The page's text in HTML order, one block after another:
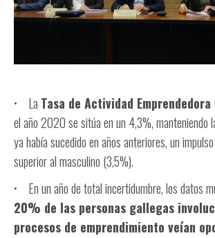
• La Tasa de Actividad Emprendedora
el año 2020 se sitúa en un 4,3%, manteniendo
ya había sucedido en años anteriores, un
superior al masculino (3,5%).
• En un año de total incertidumbre, los datos
20% de las personas gallegas
procesos de emprendimiento veían